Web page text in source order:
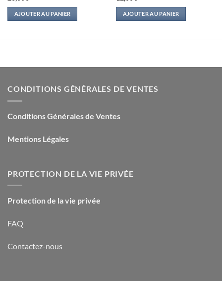
AJOUTER AU PANIER AJOUTER AU PANIER
CONDITIONS GÉNÉRALES DE VENTES
Conditions Générales de Ventes
Mentions Légales
PROTECTION DE LA VIE PRIVÉE
Protection de la vie privée
FAQ
Contactez-nous